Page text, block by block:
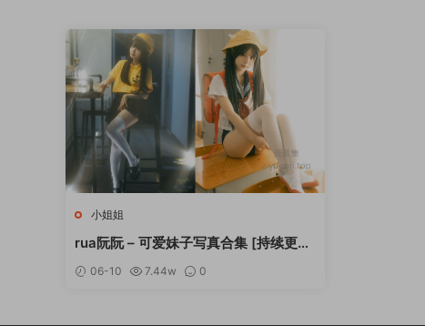
小姐姐
rua阮阮 – 可爱妹子写真合集 [持续更
06-10 7.44w 0